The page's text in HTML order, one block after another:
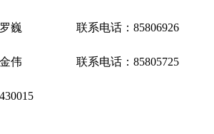
罗巍 联系电话：85806926
金伟 联系电话：85805725